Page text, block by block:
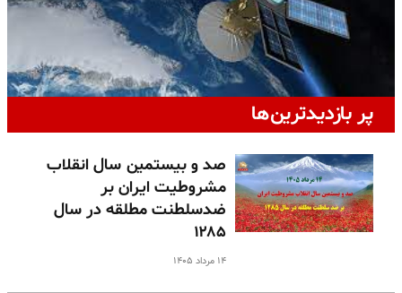
پر بازدیدترین‌ها
صد و بیستمین سال انقلاب
مشروطیت ایران بر
ضدسلطنت مطلقه در سال
۱۲۸۵
۱۴ مرداد ۱۴۰۵